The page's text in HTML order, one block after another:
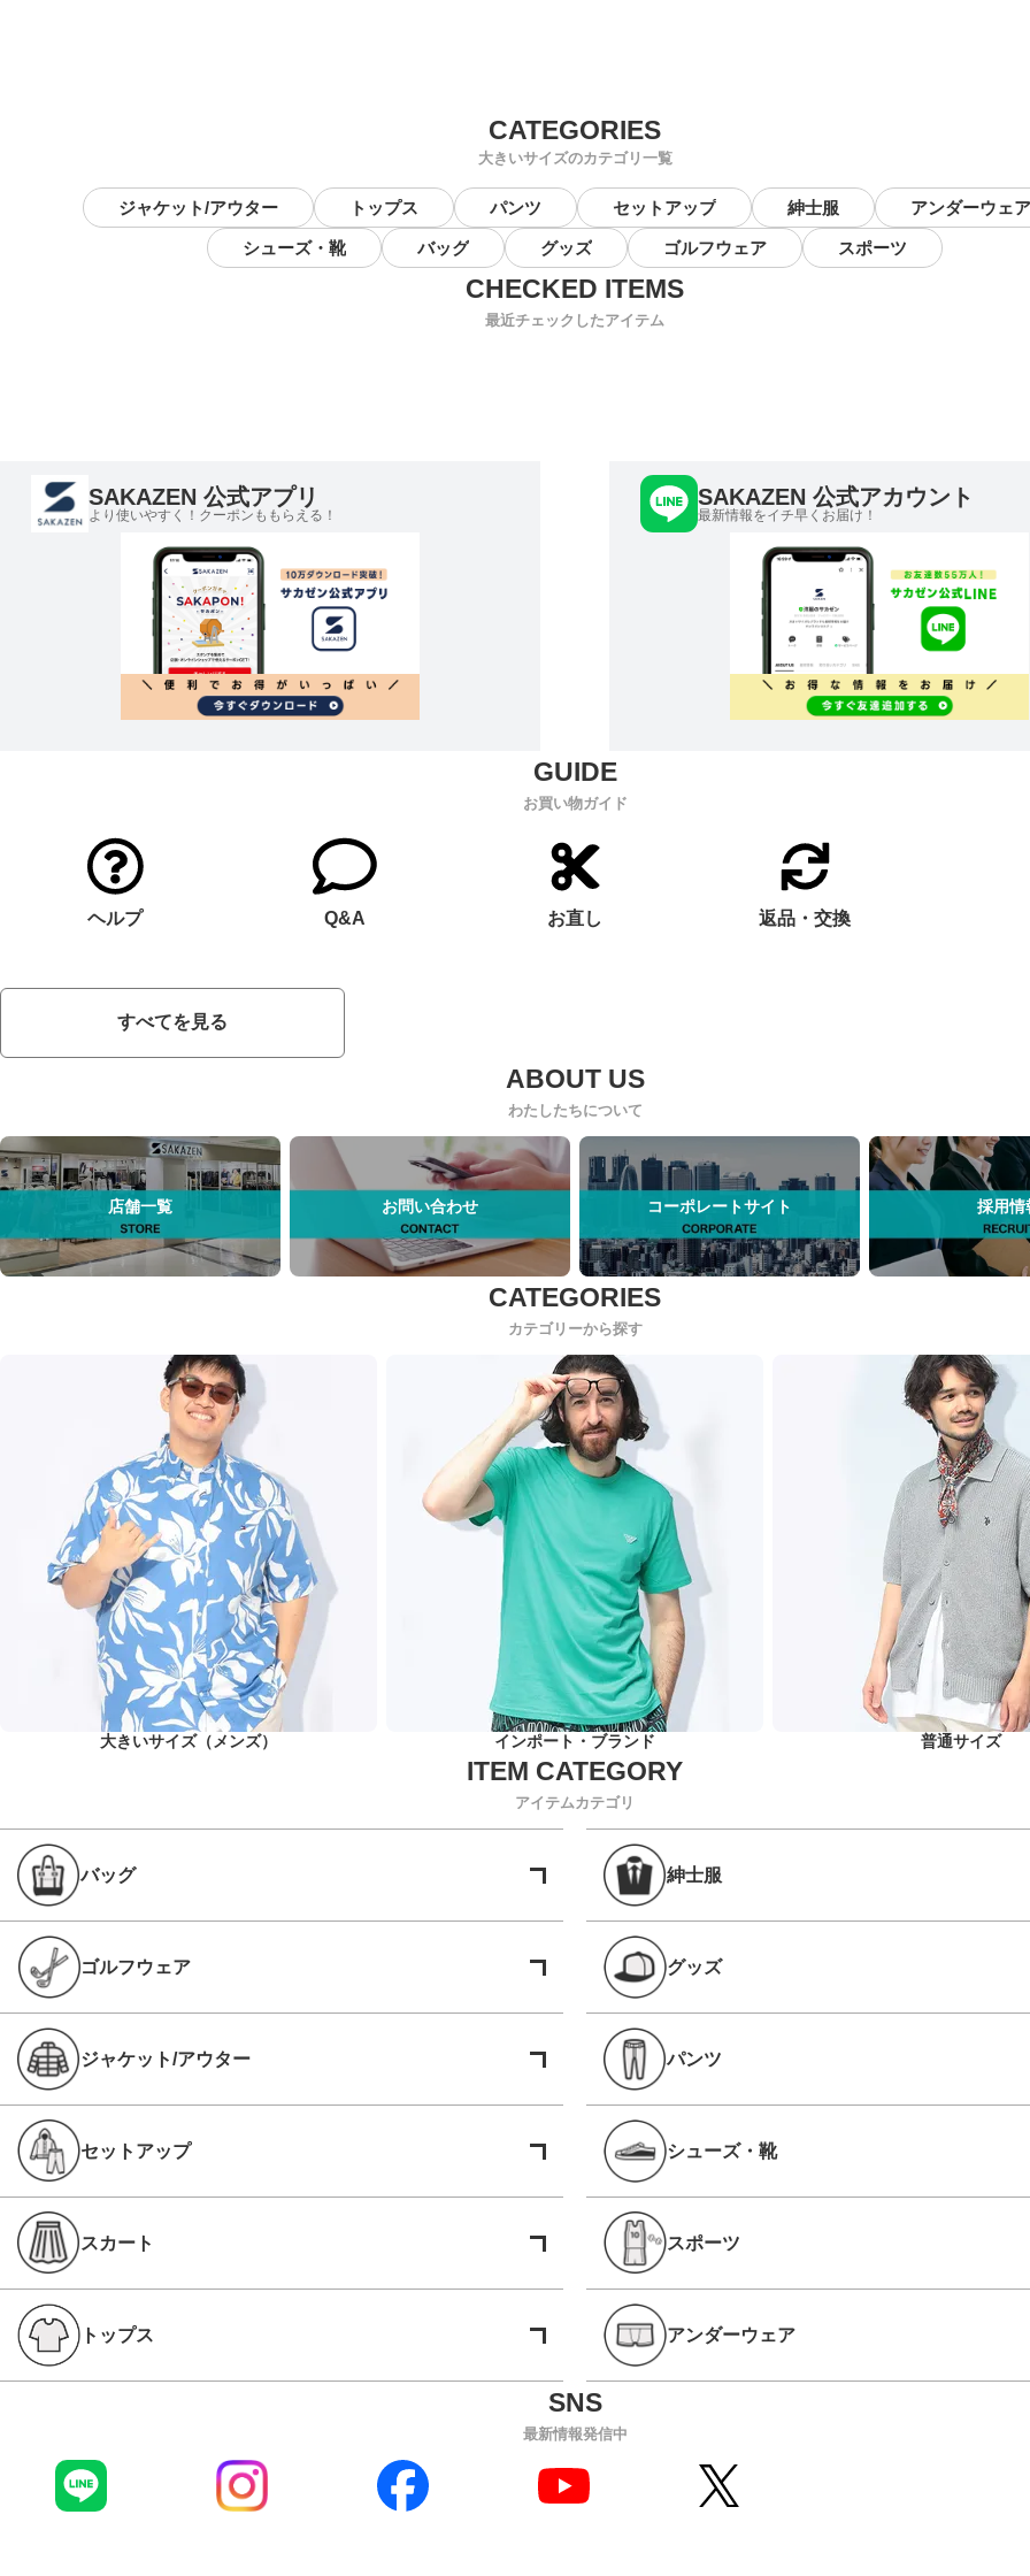
大きいサイズのカテゴリ一覧
ジャケット/アウター トップス パンツ セットアップ 紳士服 アンダーウェア
シューズ・靴 バッグ グッズ ゴルフウェア スポーツ
最近チェックしたアイテム
SAKAZEN 公式アプリ
より使いやすく！クーポンももらえる！
SAKAZEN 公式アカウント
最新情報をイチ早くお届け！
お買い物ガイド
ヘルプ Q&A お直し 返品・交換
すべてを見る
わたしたちについて
店舗一覧 お問い合わせ コーポレートサイト 採用情
カテゴリーから探す
大きいサイズ（メンズ） インポート・ブランド 普通サイズ
アイテムカテゴリ
バッグ 紳士服
ゴルフウェア グッズ
ジャケット/アウター パンツ
セットアップ シューズ・靴
スカート スポーツ
トップス アンダーウェア
最新情報発信中